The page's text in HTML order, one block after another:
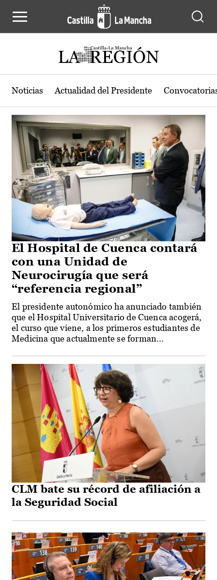
Actualidad de la región de Castilla-
Noticias Actualidad del Presidente
El Hospital de Cuenca contará
con una Unidad de
Neurocirugía que será
“referencia regional”
El presidente autonómico ha anunciado también
que el Hospital Universitario de Cuenca acogerá,
el curso que viene, a los primeros estudiantes de
Medicina que actualmente se forman...
CLM bate su récord de afiliación a
la Seguridad Social